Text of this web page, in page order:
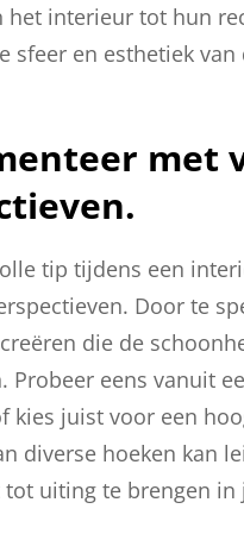
het interieur tot hun
sfeer en esthetiek
met
tip tijdens een
Door te
die de
Probeer eens vanuit
kies juist voor een
diverse hoeken kan
uiting te brengen in